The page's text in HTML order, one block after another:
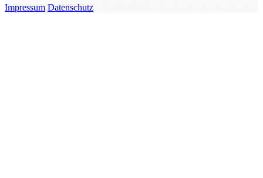
Impressum Datenschutz